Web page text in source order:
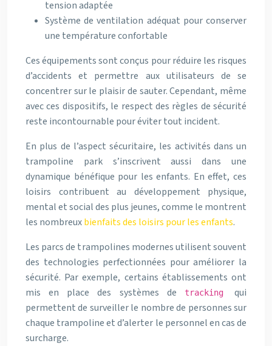
tension adaptée
Système de ventilation adéquat pour conserver
une température confortable
Ces équipements sont conçus pour réduire les risques
d’accidents et permettre aux utilisateurs de se
concentrer sur le plaisir de sauter. Cependant, même
avec ces dispositifs, le respect des règles de sécurité
reste incontournable pour éviter tout incident.
En plus de l’aspect sécuritaire, les activités dans un
trampoline park s’inscrivent aussi dans une
dynamique bénéfique pour les enfants. En effet, ces
loisirs contribuent au développement physique,
mental et social des plus jeunes, comme le montrent
les nombreuxbienfaits des loisirs pour les enfants.
Les parcs de trampolines modernes utilisent souvent
des technologies perfectionnées pour améliorer la
sécurité. Par exemple, certains établissements ont
mis en place des systèmes de
trackingqui
permettent de surveiller le nombre de personnes sur
chaque trampoline et d’alerter le personnel en cas de
surcharge.